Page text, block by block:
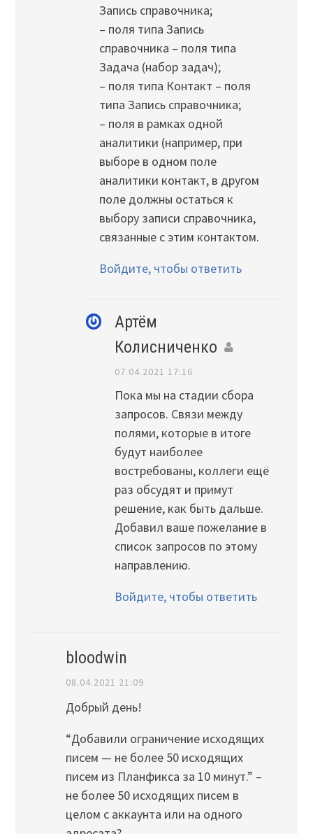
Запись справочника;
– поля типа Запись
справочника – поля типа
Задача (набор задач);
– поля типа Контакт – поля
типа Запись справочника;
– поля в рамках одной
аналитики (например, при
выборе в одном поле
аналитики контакт, в другом
поле должны остаться к
выбору записи справочника,
связанные с этим контактом.
Войдите, чтобы ответить
Артём
Колисниченко
07.04.2021 17:16
Пока мы на стадии сбора
запросов. Связи между
полями, которые в итоге
будут наиболее
востребованы, коллеги ещё
раз обсудят и примут
решение, как быть дальше.
Добавил ваше пожелание в
список запросов по этому
направлению.
Войдите, чтобы ответить
bloodwin
08.04.2021 21:09
Добрый день!
“Добавили ограничение исходящих
писем — не более 50 исходящих
писем из Планфикса за 10 минут.” –
не более 50 исходящих писем в
целом с аккаунта или на одного